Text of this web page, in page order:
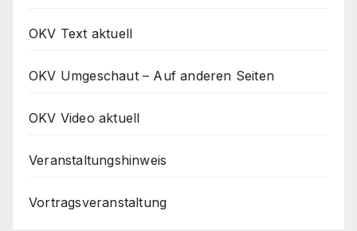
OKV Text aktuell
OKV Umgeschaut – Auf anderen Seiten
OKV Video aktuell
Veranstaltungshinweis
Vortragsveranstaltung